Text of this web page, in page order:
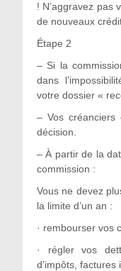
! N’aggravez pas
de nouveaux
Étape 2
– Si la
dans
votre dossier «
– Vos
décision.
– À partir de la
commission :
Vous ne devez
la limite d’un an :
· rembourser vos
· régler vos
d’impôts, factures